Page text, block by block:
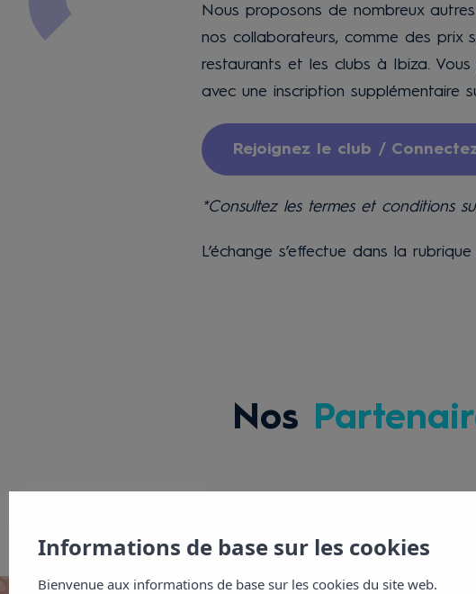
Nous proposons de nombreux
nos collaborateurs, comme des prix
restaurants et les clubs à Ibiza.
avec une inscription supplémentaire
Rejoignez le club /
*Consultez les termes et conditions
L’échange s’effectue dans la
Nos
Informations de base sur les cookies
Bienvenue aux informations de base sur les cookies du site web.